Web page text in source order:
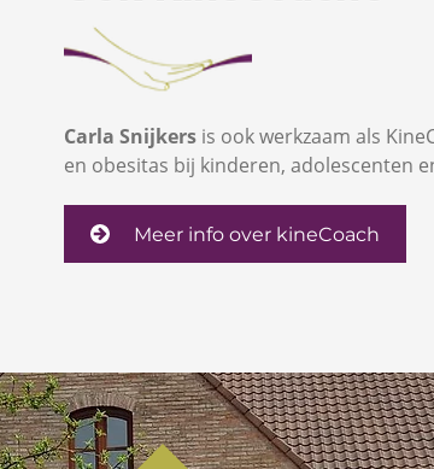
Carla Snijkers is ook werkzaam als
en obesitas bij kinderen, adolescenten
Meer info over kineCoach